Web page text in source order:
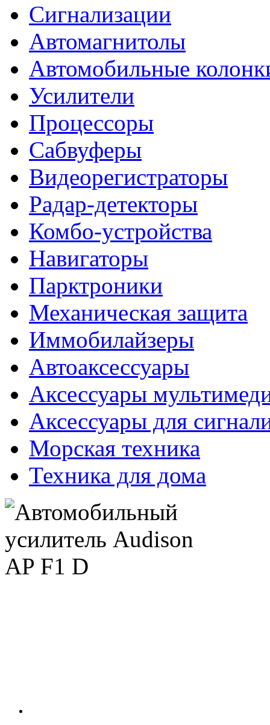
Сигнализации
Автомагнитолы
Автомобильные
Усилители
Процессоры
Сабвуферы
Видеорегистраторы
Радар-детекторы
Комбо-устройства
Навигаторы
Парктроники
Механическая защита
Иммобилайзеры
Автоаксессуары
Аксессуары
Аксессуары для
Морская техника
Техника для дома